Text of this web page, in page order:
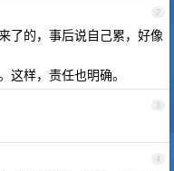
2
了的，事后说自己累，好像
这样，责任也明确。
3
4